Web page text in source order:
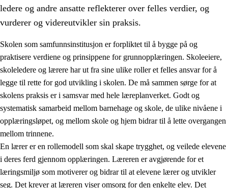
3. Prinsipper for skolens praksis
Et inkluderende læringsmiljø
3.2 Undervisning og tilpasset opplæring
3.3 Samarbeid mellom hjem og skole
ledere og andre ansatte reflekterer over felles verdier, og
vurderer og videreutvikler sin praksis.
Skolen som samfunnsinstitusjon er forpliktet til å bygge på og
praktisere verdiene og prinsippene for grunnopplæringen. Skoleeiere,
skoleledere og lærere har ut fra sine ulike roller et felles ansvar for å
legge til rette for god utvikling i skolen. De må sammen sørge for at
skolens praksis er i samsvar med hele læreplanverket. Godt og
systematisk samarbeid mellom barnehage og skole, de ulike nivåene i
opplæringsløpet, og mellom skole og hjem bidrar til å lette overgangen
mellom trinnene.
En lærer er en rollemodell som skal skape trygghet, og veilede elevene
i deres ferd gjennom opplæringen. Læreren er avgjørende for et
læringsmiljø som motiverer og bidrar til at elevene lærer og utvikler
seg. Det krever at læreren viser omsorg for den enkelte elev. Det